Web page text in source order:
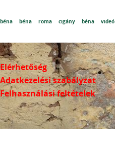
béna béna roma cigány béna videó
Elérhetőség
Adatkezelési szabályzat
Felhasználási feltételek